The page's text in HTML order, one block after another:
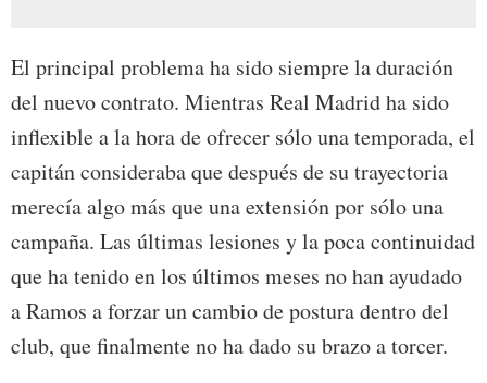
El principal problema ha sido siempre la duración
del nuevo contrato. Mientras Real Madrid ha sido
inflexible a la hora de ofrecer sólo una temporada, el
capitán consideraba que después de su trayectoria
merecía algo más que una extensión por sólo una
campaña. Las últimas lesiones y la poca continuidad
que ha tenido en los últimos meses no han ayudado
a Ramos a forzar un cambio de postura dentro del
club, que finalmente no ha dado su brazo a torcer.